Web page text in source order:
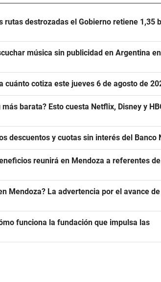
rutas destrozadas el Gobierno retiene 1,35
música sin publicidad en Argentina
cuánto cotiza este jueves 6 de agosto de
barata? Esto cuesta Netflix, Disney y
descuentos y cuotas sin interés del Banco
reunirá en Mendoza a referentes de
Mendoza? La advertencia por el avance
funciona la fundación que impulsa las